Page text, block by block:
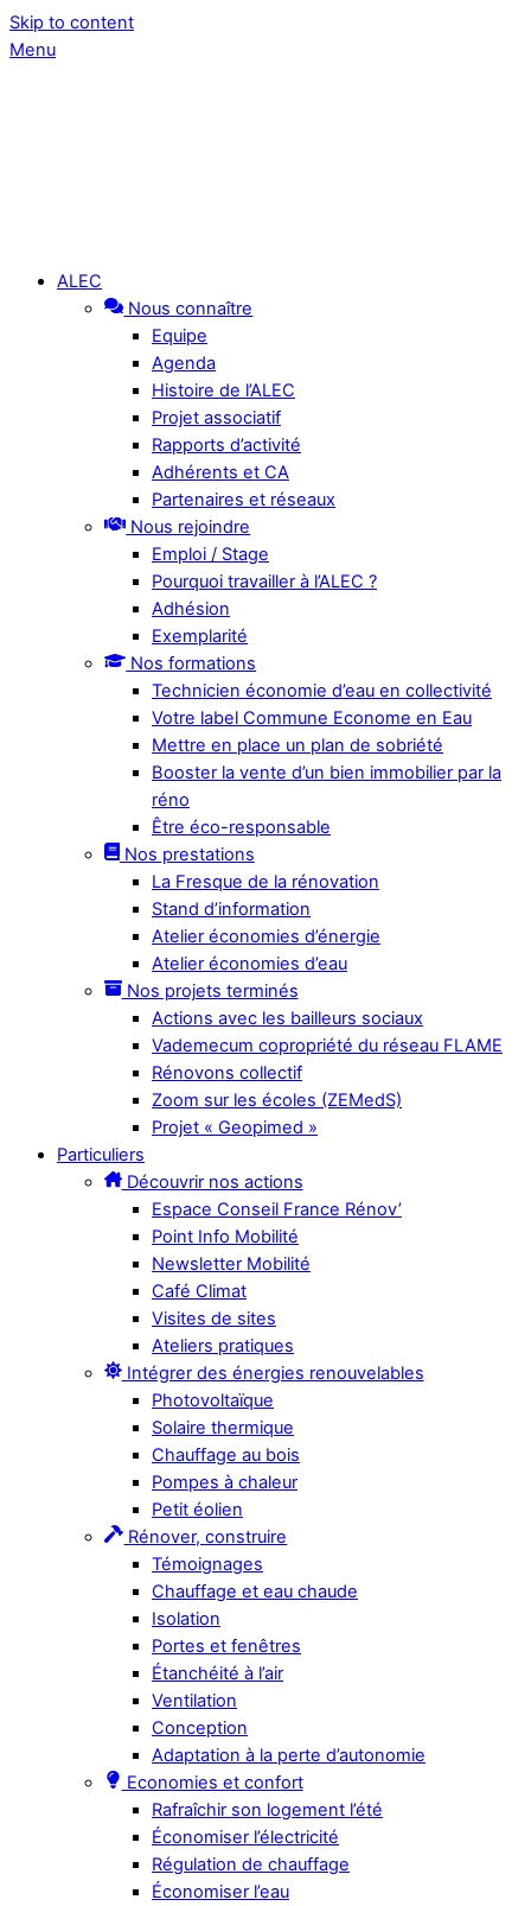
Skip to content
Menu
ALEC
Nous connaître
Equipe
Agenda
Histoire de l’ALEC
Projet associatif
Rapports d’activité
Adhérents et CA
Partenaires et réseaux
Nous rejoindre
Emploi / Stage
Pourquoi travailler à l’ALEC ?
Adhésion
Exemplarité
Nos formations
Technicien économie d’eau en collectivité
Votre label Commune Econome en Eau
Mettre en place un plan de sobriété
Booster la vente d’un bien immobilier par la
réno
Être éco-responsable
Nos prestations
La Fresque de la rénovation
Stand d’information
Atelier économies d’énergie
Atelier économies d’eau
Nos projets terminés
Actions avec les bailleurs sociaux
Vademecum copropriété du réseau FLAME
Rénovons collectif
Zoom sur les écoles (ZEMedS)
Projet « Geopimed »
Particuliers
Découvrir nos actions
Espace Conseil France Rénov’
Point Info Mobilité
Newsletter Mobilité
Café Climat
Visites de sites
Ateliers pratiques
Intégrer des énergies renouvelables
Photovoltaïque
Solaire thermique
Chauffage au bois
Pompes à chaleur
Petit éolien
Rénover, construire
Témoignages
Chauffage et eau chaude
Isolation
Portes et fenêtres
Étanchéité à l’air
Ventilation
Conception
Adaptation à la perte d’autonomie
Economies et confort
Rafraîchir son logement l’été
Économiser l’électricité
Régulation de chauffage
Économiser l’eau